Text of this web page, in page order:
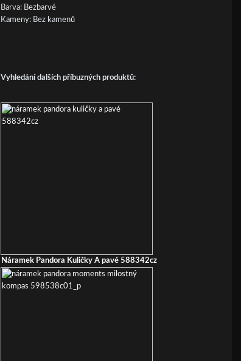
Barva: Bezbarvé
Kameny: Bez kamenů
Vyhledání dalších příbuzných produktů:
Náramek Pandora Kuličky A pavé 588342cz